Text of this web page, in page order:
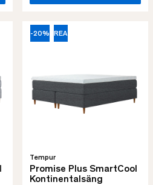
-20% REA
Tempur
Promise Plus SmartCool
Kontinentalsäng